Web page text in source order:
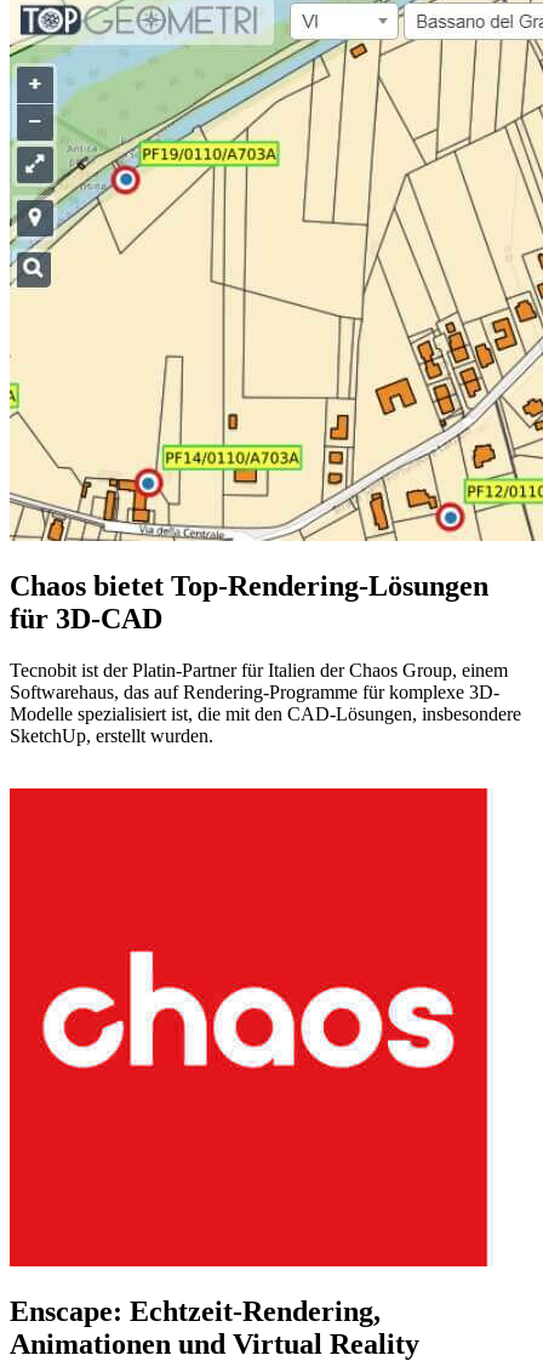
Chaos bietet Top-Rendering-Lösungen
für 3D-CAD
Tecnobit ist der Platin-Partner für Italien der Chaos Group, einem
Softwarehaus, das auf Rendering-Programme für komplexe 3D-
Modelle spezialisiert ist, die mit den CAD-Lösungen, insbesondere
SketchUp, erstellt wurden.
Enscape: Echtzeit-Rendering,
Animationen und Virtual Reality